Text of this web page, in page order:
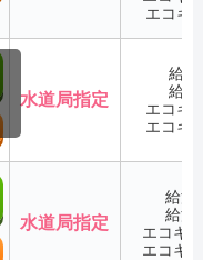
エコキ
水道局指定
給
給
エコキ
エコキ
水道局指定
給湯
給湯
エコキ
エコキ